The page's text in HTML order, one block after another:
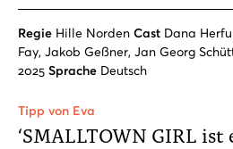
Regie Hille Norden Cast Dana
Fay, Jakob Geßner, Jan Georg
2025 Sprache Deutsch
Tipp von Eva
‘SMALLTOWN GIRL ist